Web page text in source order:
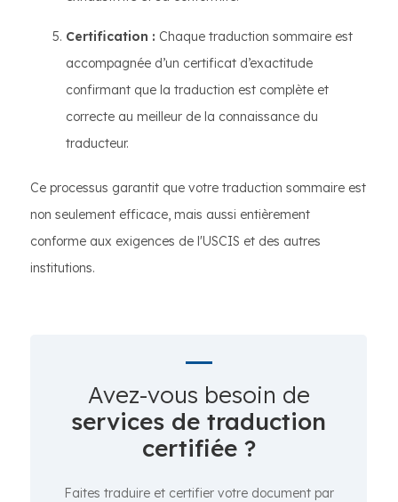
Certification : Chaque traduction sommaire est
accompagnée d’un certificat d’exactitude
confirmant que la traduction est complète et
correcte au meilleur de la connaissance du
traducteur.
Ce processus garantit que votre traduction sommaire est
non seulement efficace, mais aussi entièrement
conforme aux exigences de l'USCIS et des autres
institutions.
Avez-vous besoin de
services de traduction
certifiée ?
Faites traduire et certifier votre document par